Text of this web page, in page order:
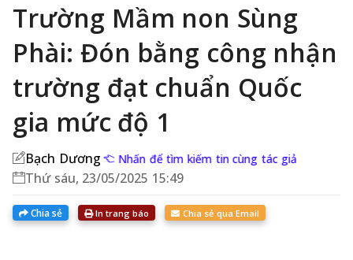
Trường Mầm non Sùng
Phài: Đón bằng công nhận
trường đạt chuẩn Quốc
gia mức độ 1
Bạch Dương Nhấn để tìm kiếm tin cùng tác giả
Thứ sáu, 23/05/2025 15:49
Chia sẻ In trang báo Chia sẻ qua Email